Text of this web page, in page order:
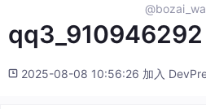
qq3_910946292
2025-08-08 10:56:26 加入